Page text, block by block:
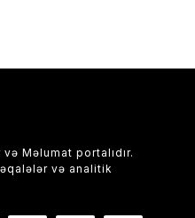
Məlumat portalıdır.
və analitik